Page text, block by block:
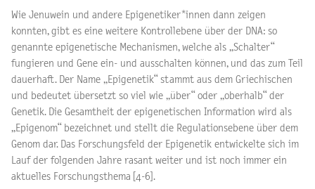
Wie Jenuwein und andere Epigenetiker*innen dann zeigen
konnten, gibt es eine weitere Kontrollebene über der DNA: so
genannte epigenetische Mechanismen, welche als „Schalter“
fungieren und Gene ein- und ausschalten können, und das zum Teil
dauerhaft. Der Name „Epigenetik“ stammt aus dem Griechischen
und bedeutet übersetzt so viel wie „über“ oder „oberhalb“ der
Genetik. Die Gesamtheit der epigenetischen Information wird als
„Epigenom“ bezeichnet und stellt die Regulationsebene über dem
Genom dar. Das Forschungsfeld der Epigenetik entwickelte sich im
Lauf der folgenden Jahre rasant weiter und ist noch immer ein
aktuelles Forschungsthema [4-6].